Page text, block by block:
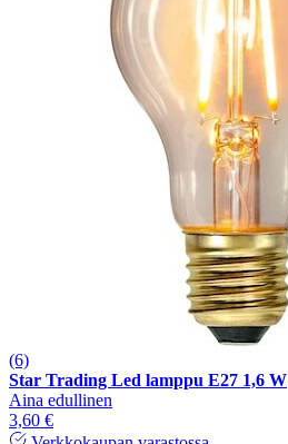
(6)
Star Trading Led lamppu E27 1,6 W
Aina edullinen
3,60 €